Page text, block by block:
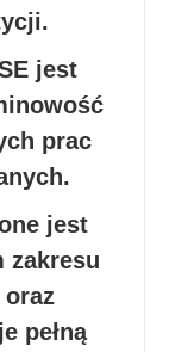
jest
prac
jest
zakresu
pełną